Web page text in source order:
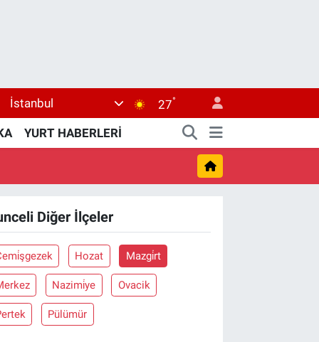
İstanbul 27°
YURT HABERLERİ
Diğer İlçeler
Hozat Mazgi̇rt
Nazimi̇ye Ovacik
Pülümür